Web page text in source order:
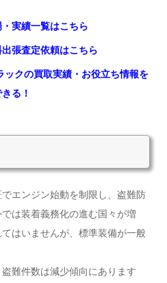
・実績一覧はこちら
出張査定依頼はこちら
ックの買取実績・お役立ち情報を
る！
エンジン始動を制限し、盗難防
は装着義務化の進む国々が増
はいませんが、標準装備が一般
難件数は減少傾向にあります